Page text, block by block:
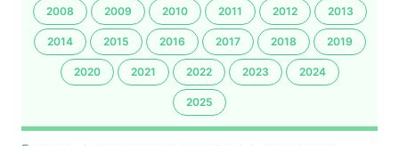
2008 2009 2010 2011 2012 2013
2014 2015 2016 2017 2018 2019
2020 2021 2022 2023 2024
2025